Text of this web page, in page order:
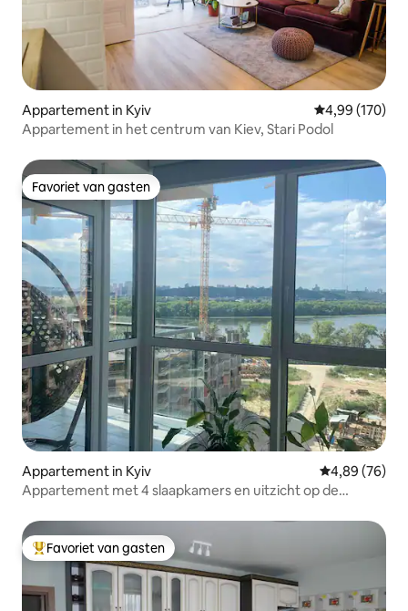
Appartement in Kyiv Gemiddelde
4,99 (170)
Appartement in het centrum van Kiev, Stari Podol
Favoriet van gasten
Favoriet van gasten
Appartement in Kyiv Gemiddelde
4,89 (76)
Appartement met 4 slaapkamers en uitzicht op de
Topfavoriet van gasten
Favoriet van gasten